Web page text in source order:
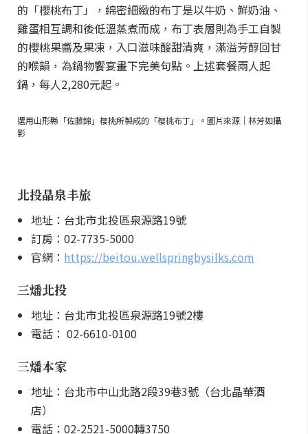
的「櫻桃布丁」，綿密細緻的布丁是以牛奶、鮮奶油、
雞蛋相互調和後低溫蒸煮而成，布丁表層則為手工自製
的櫻桃果醬及果凍，入口滋味酸甜清爽，滿溢芳醇回甘
的喉韻，為鍋物饗宴畫下完美句點。上述套餐兩人起
鍋，每人2,280元起。
選用山形縣「佐藤錦」櫻桃所製成的「櫻桃布丁」。圖片來源｜林芳如攝
影
北投晶泉丰旅
地址：台北市北投區泉源路19號
訂房：02-7735-5000
官網： https://beitou.wellspringbysilks.com
三燔北投
地址：台北市北投區泉源路19號2樓
電話： 02-6610-0100
三燔本家
地址：台北市中山北路2段39巷3號（台北晶華酒
店）
電話：02-2521-5000轉3750